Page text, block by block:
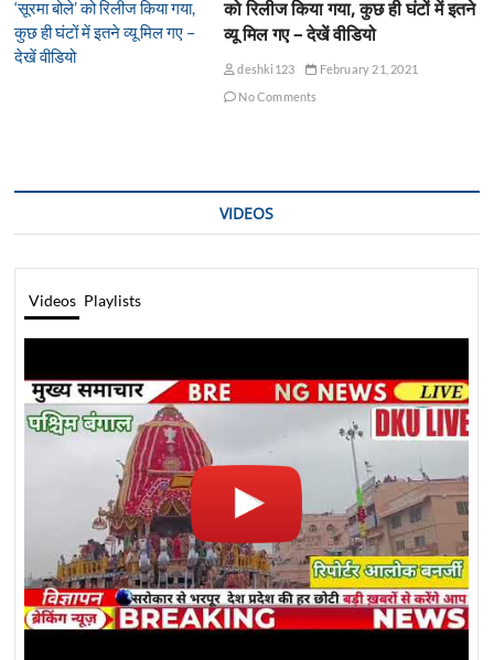
को रिलीज किया गया, कुछ ही घंटों में इतने
व्यू मिल गए – देखें वीडियो
deshki123
February 21, 2021
No Comments
VIDEOS
Videos Playlists